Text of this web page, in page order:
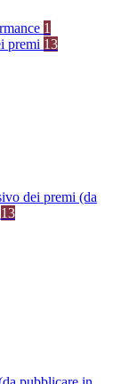
1
premi 13
dei premi (da
13